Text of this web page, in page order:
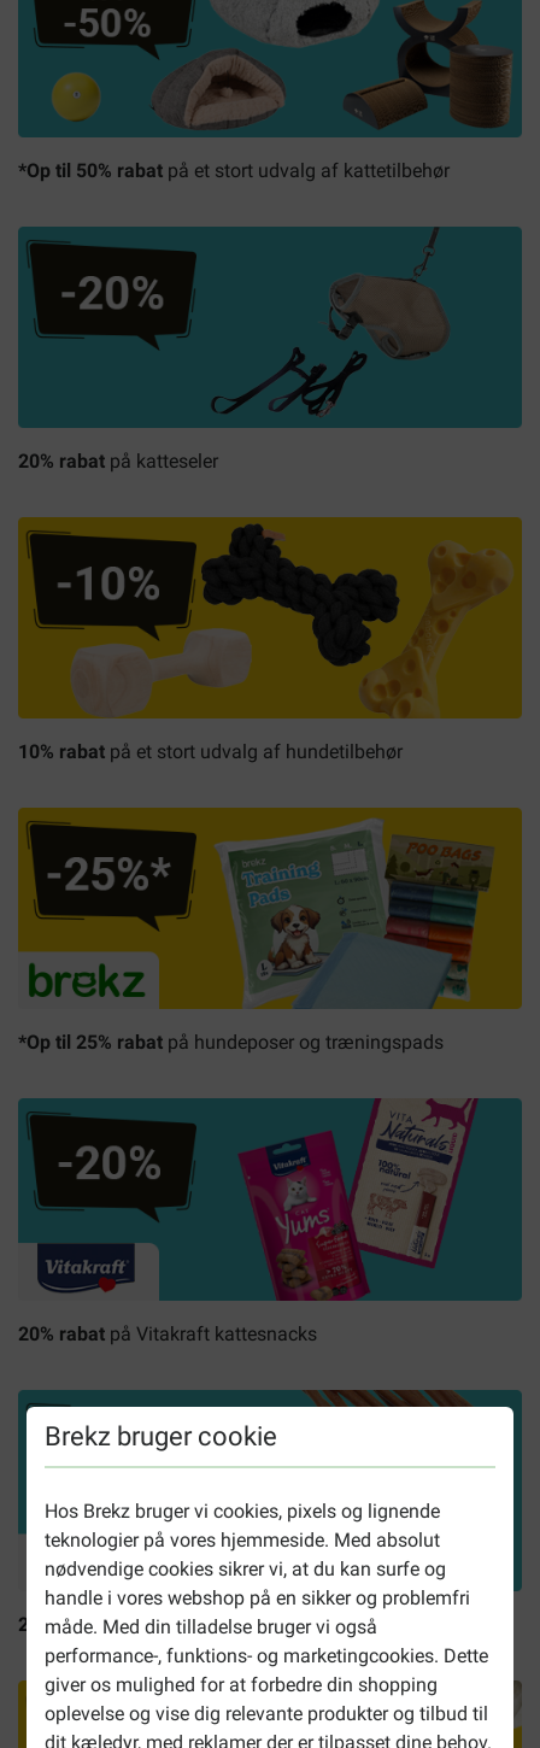
Brekz bruger cookie
Hos Brekz bruger vi cookies, pixels og lignende
teknologier på vores hjemmeside. Med absolut
nødvendige cookies sikrer vi, at du kan surfe og
handle i vores webshop på en sikker og problemfri
måde. Med din tilladelse bruger vi også
performance-, funktions- og marketingcookies. Dette
giver os mulighed for at forbedre din shopping
oplevelse og vise dig relevante produkter og tilbud til
dit kæledyr, med reklamer der er tilpasset dine behov.
*Op til 50% rabat på et stort udvalg af kattetilbehør
20% rabat på katteseler
10% rabat på et stort udvalg af hundetilbehør
*Op til 25% rabat på hundeposer og træningspads
20% rabat på Vitakraft kattesnacks
25% rabatpå Cadilo kattesnacks